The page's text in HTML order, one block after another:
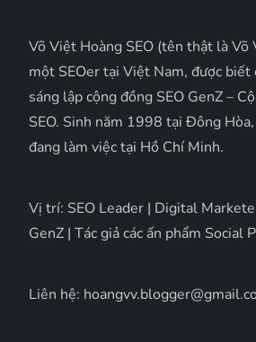
Võ Việt Hoàng SEO (tên thật là Võ
một SEOer tại Việt Nam, được biết
sáng lập cộng đồng SEO GenZ –
SEO. Sinh năm 1998 tại Đông
đang làm việc tại Hồ Chí Minh.
Vị trí: SEO Leader | Digital
GenZ | Tác giả các ấn phẩm Social
Liên hệ: